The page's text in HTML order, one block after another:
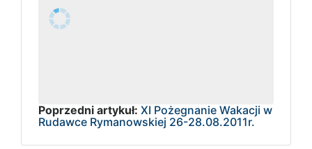
Poprzedni artykuł: XI Pożegnanie Wakacji w
Rudawce Rymanowskiej 26-28.08.2011r.